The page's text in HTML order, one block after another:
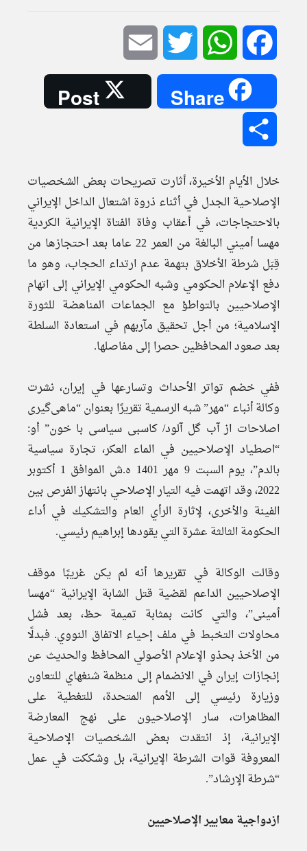
Facebook
WhatsApp
Twitter
Share
Post
خلال الأيام الأخيرة، أثارت تصريحات بعض الشخصيات
الإصلاحية الجدل في أثناء ذروة اشتعال الداخل الإيراني
بالاحتجاجات، في أعقاب وفاة الفتاة الإيرانية الكردية
مهسا أميني البالغة من العمر 22 عاما بعد احتجازها من
قِبَل شرطة الأخلاق بتهمة عدم ارتداء الحجاب، وهو ما
دفع الإعلام الحكومي وشبه الحكومي الإيراني إلى اتهام
الإصلاحيين بالتواطؤ مع الجماعات المناهضة للثورة
الإسلامية؛ من أجل تحقيق مآربهم في استعادة السلطة
بعد صعود المحافظين حصرا إلى مفاصلها.
ففي خضم تواتر الأحداث وتسارعها في إيران، نشرت
وكالة أنباء “مهر” شبه الرسمية تقريرًا بعنوان “ماهی‌گیری
اصلاحات از آب گل آلود/ کاسبی سیاسی با خون” أو:
“اصطياد الإصلاحيين في الماء العكر، تجارة سياسية
بالدم”، يوم السبت 9 مهر 1401 ه.ش الموافق 1 أكتوبر
2022، وقد اتهمت فيه التيار الإصلاحي بانتهاز الفرص بين
الفينة والأخرى، لإثارة الرأي العام والتشكيك في أداء
الحكومة الثالثة عشرة التي يقودها إبراهيم رئيسي.
وقالت الوكالة في تقريرها أنه لم يكن غريبًا موقف
الإصلاحيين الداعم لقضية قتل الشابة الإيرانية “مهسا
أمينى”، والتي كانت بمثابة تميمة حظ، بعد فشل
محاولات التخبط في ملف إحياء الاتفاق النووي. فبدلًا
من الأخذ بحذو الإعلام الأصولي المحافظ والحديث عن
إنجازات إيران في الانضمام إلى منظمة شنغهاي للتعاون
وزيارة رئيسي إلى الأمم المتحدة، للتغطية على
المظاهرات، سار الإصلاحيون على نهج المعارضة
الإيرانية، إذ انتقدت بعض الشخصيات الإصلاحية
المعروفة قوات الشرطة الإيرانية، بل وشككت في عمل
“شرطة الإرشاد”.
ازدواجية معايير الإصلاحيين